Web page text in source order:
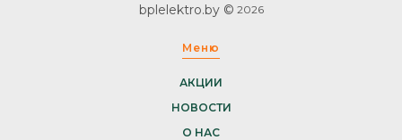
bplelektro.by © 2026
Меню
АКЦИИ
НОВОСТИ
О НАС